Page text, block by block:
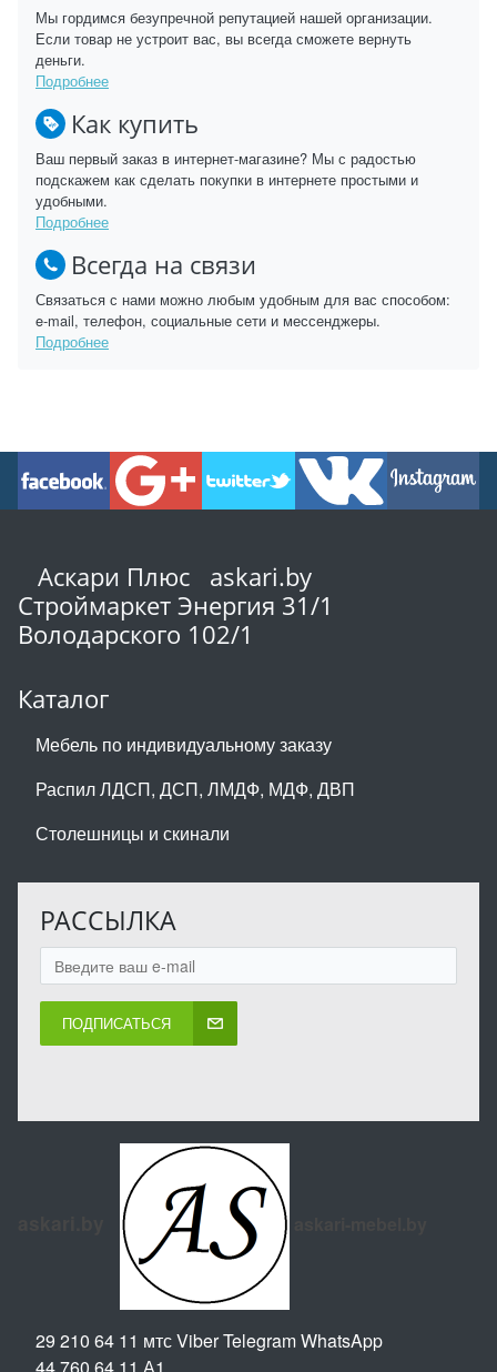
Мы гордимся безупречной репутацией нашей организации.
Если товар не устроит вас, вы всегда сможете вернуть
деньги.
Подробнее
Как купить
Ваш первый заказ в интернет-магазине? Мы с радостью
подскажем как сделать покупки в интернете простыми и
удобными.
Подробнее
Всегда на связи
Связаться с нами можно любым удобным для вас способом:
e-mail, телефон, социальные сети и мессенджеры.
Подробнее
Аскари Плюс askari.by
Строймаркет Энергия 31/1
Володарского 102/1
Каталог
Мебель по индивидуальному заказу
Распил ЛДСП, ДСП, ЛМДФ, МДФ, ДВП
Столешницы и скинали
РАССЫЛКА
ПОДПИСАТЬСЯ
29 210 64 11 мтс Viber Telegram WhatsApp